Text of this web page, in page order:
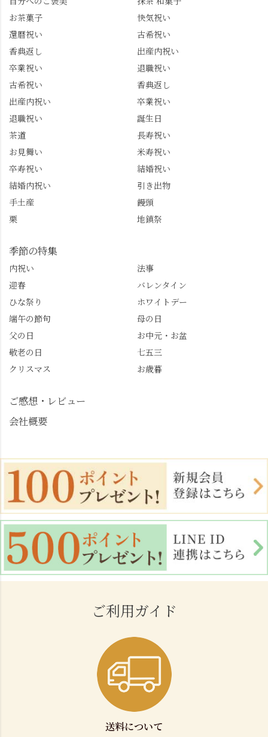
グルメをメインに発
信。お店選びの参考な
どにご利用いただける
の情報を詳しく知りた
い人は、下記アカウン
トもあわせてチェック
@sense_nagaokakyo 長岡
京市観光協会
@nagaokakyo_tourism ふ
@furufuru_nagaokakyo
物価の値上がりが激し
で🎁最後の最後まで"お
もてなし"の心を教えて
いただきました。 プロ
ドライバーならではの
ルート取り、駐車場事
情、お客様を飽きさせ
ない語り口…。楽しみ
ながら学びっぱなしの
のガイド活動にしっか
り活かしていきます💪
西山、ほんまにええと
こです。次はあなたを
🚕✨ #京都西山旅感 #京
都西山 #おもてなしタク
こごろ #勝持寺 #正法寺
#善峯寺 #あじさい #あ
じさい供養 #遊龍の松 #
清竹 #なかの邸 #小倉山
荘 #京都観光 #西京区 #
大原野
お茶菓子
快気祝い
還暦祝い
古希祝い
香典返し
出産内祝い
卒業祝い
退職祝い
古希祝い
香典返し
出産内祝い
卒業祝い
退職祝い
誕生日
茶道
長寿祝い
お見舞い
米寿祝い
卒寿祝い
結婚祝い
結婚内祝い
引き出物
手土産
饅頭
栗
地鎮祭
季節の特集
内祝い
法事
迎春
バレンタイン
ひな祭り
ホワイトデー
端午の節句
母の日
父の日
お中元・お盆
敬老の日
七五三
クリスマス
お歳暮
ご感想・レビュー
会社概要
ご利用ガイド
送料について